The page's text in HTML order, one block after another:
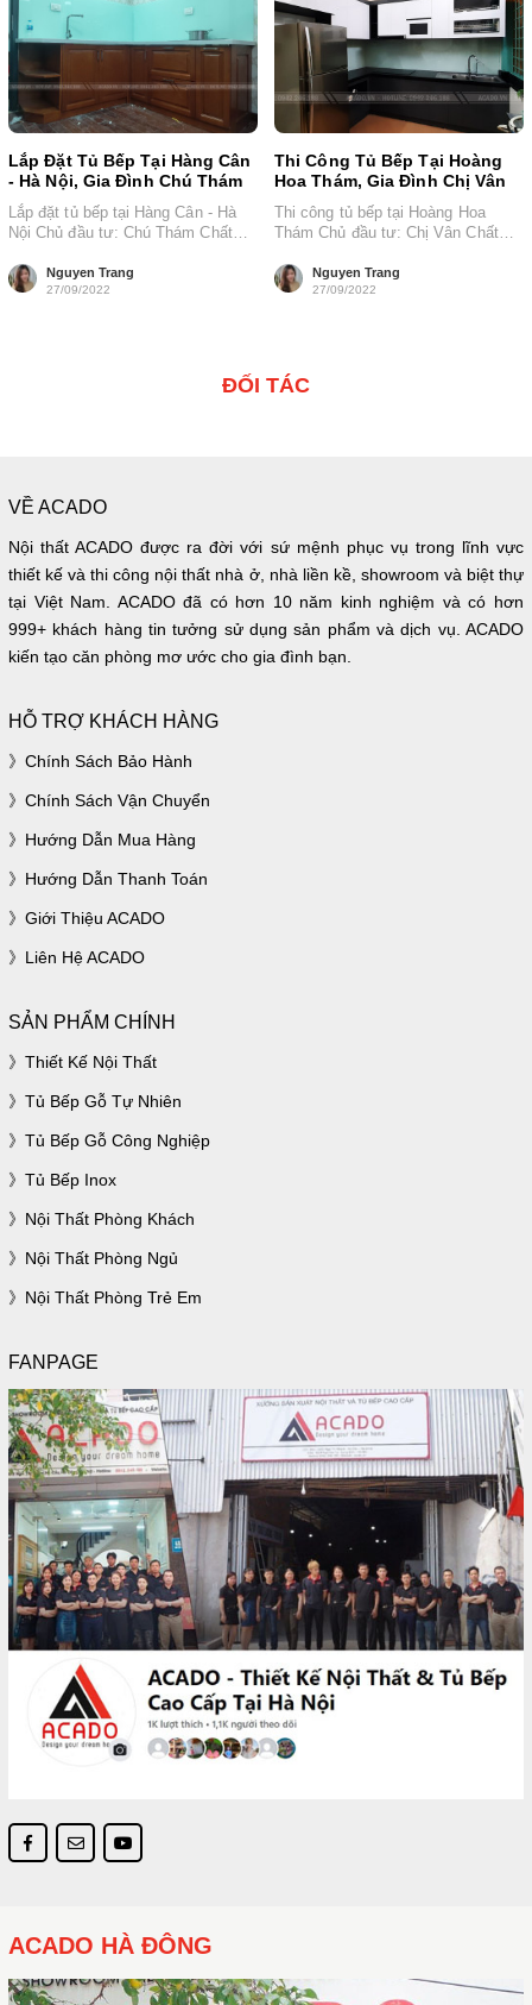
Lắp Đặt Tủ Bếp Tại Hàng Cân
- Hà Nội, Gia Đình Chú Thám
Lắp đặt tủ bếp tại Hàng Cân - Hà
Nội Chủ đầu tư: Chú Thám Chất
Nguyen Trang
27/09/2022
Thi Công Tủ Bếp Tại Hoàng
Hoa Thám, Gia Đình Chị Vân
Thi công tủ bếp tại Hoàng Hoa
Thám Chủ đầu tư: Chị Vân Chất
Nguyen Trang
27/09/2022
ĐỐI TÁC
VỀ ACADO
Nội thất ACADO được ra đời với sứ mệnh phục vụ trong lĩnh vực
thiết kế và thi công nội thất nhà ở, nhà liền kề, showroom và biệt thự
tại Việt Nam. ACADO đã có hơn 10 năm kinh nghiệm và có hơn
999+ khách hàng tin tưởng sử dụng sản phẩm và dịch vụ. ACADO
kiến tạo căn phòng mơ ước cho gia đình bạn.
HỖ TRỢ KHÁCH HÀNG
Chính Sách Bảo Hành
Chính Sách Vận Chuyển
Hướng Dẫn Mua Hàng
Hướng Dẫn Thanh Toán
Giới Thiệu ACADO
Liên Hệ ACADO
SẢN PHẨM CHÍNH
Thiết Kế Nội Thất
Tủ Bếp Gỗ Tự Nhiên
Tủ Bếp Gỗ Công Nghiệp
Tủ Bếp Inox
Nội Thất Phòng Khách
Nội Thất Phòng Ngủ
Nội Thất Phòng Trẻ Em
FANPAGE
ACADO HÀ ĐÔNG